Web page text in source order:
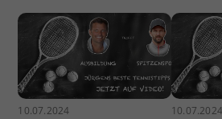
10.07.2024 10.07.2024